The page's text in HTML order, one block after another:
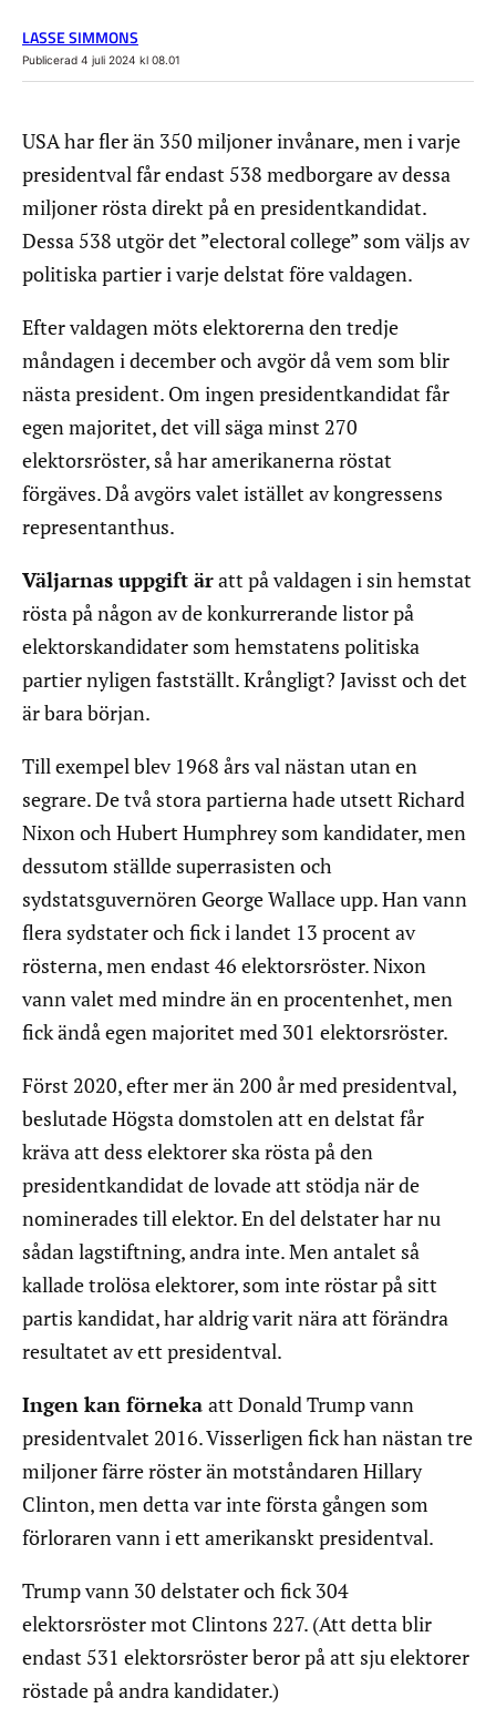
LASSE SIMMONS
Publicerad 4 juli 2024 kl 08.01
USA har fler än 350 miljoner invånare, men i varje
presidentval får endast 538 medborgare av dessa
miljoner rösta direkt på en presidentkandidat.
Dessa 538 utgör det ”electoral college” som väljs av
politiska partier i varje delstat före valdagen.
Efter valdagen möts elektorerna den tredje
måndagen i december och avgör då vem som blir
nästa president. Om ingen presidentkandidat får
egen majoritet, det vill säga minst 270
elektorsröster, så har amerikanerna röstat
förgäves. Då avgörs valet istället av kongressens
representanthus.
Väljarnas uppgift äratt på valdagen i sin hemstat
rösta på någon av de konkurrerande listor på
elektorskandidater som hemstatens politiska
partier nyligen fastställt. Krångligt? Javisst och det
är bara början.
Till exempel blev 1968 års val nästan utan en
segrare. De två stora partierna hade utsett Richard
Nixon och Hubert Humphrey som kandidater, men
dessutom ställde superrasisten och
sydstatsguvernören George Wallace upp. Han vann
flera sydstater och fick i landet 13 procent av
rösterna, men endast 46 elektorsröster. Nixon
vann valet med mindre än en procentenhet, men
fick ändå egen majoritet med 301 elektorsröster.
Först 2020, efter mer än 200 år med presidentval,
beslutade Högsta domstolen att en delstat får
kräva att dess elektorer ska rösta på den
presidentkandidat de lovade att stödja när de
nominerades till elektor. En del delstater har nu
sådan lagstiftning, andra inte. Men antalet så
kallade trolösa elektorer, som inte röstar på sitt
partis kandidat, har aldrig varit nära att förändra
resultatet av ett presidentval.
Ingen kan förneka att Donald Trump vann
presidentvalet 2016. Visserligen fick han nästan tre
miljoner färre röster än motståndaren Hillary
Clinton, men detta var inte första gången som
förloraren vann i ett amerikanskt presidentval.
Trump vann 30 delstater och fick 304
elektorsröster mot Clintons 227. (Att detta blir
endast 531 elektorsröster beror på att sju elektorer
röstade på andra kandidater.)